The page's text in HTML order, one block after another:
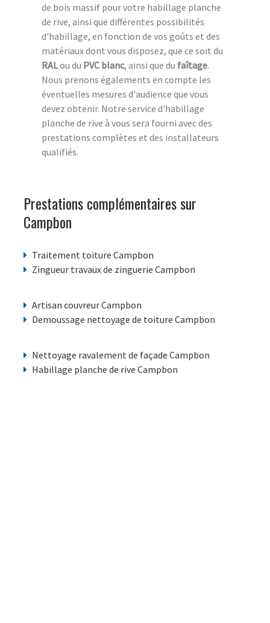
de bois massif pour votre habillage planche
de rive, ainsi que différentes possibilités
d'habillage, en fonction de vos goûts et des
matériaux dont vous disposez, que ce soit du
RALou du PVC blanc, ainsi que du faîtage.
Nous prenons égalements en compte les
éventuelles mesures d'audience que vous
devez obtenir. Notre service d'habillage
planche de rive à vous sera fourni avec des
prestations complètes et des installateurs
qualifiés.
Prestations complémentaires sur
Campbon
Traitement toiture Campbon
Zingueur travaux de zinguerie Campbon
Artisan couvreur Campbon
Demoussage nettoyage de toiture Campbon
Nettoyage ravalement de façade Campbon
Habillage planche de rive Campbon